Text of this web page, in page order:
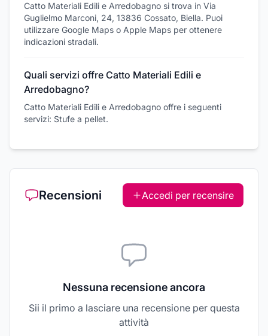
Catto Materiali Edili e Arredobagno si trova in Via
Guglielmo Marconi, 24, 13836 Cossato, Biella. Puoi
utilizzare Google Maps o Apple Maps per ottenere
indicazioni stradali.
Quali servizi offre Catto Materiali Edili e
Arredobagno?
Catto Materiali Edili e Arredobagno offre i seguenti
servizi: Stufe a pellet.
Recensioni Accedi per recensire
Nessuna recensione ancora
Sii il primo a lasciare una recensione per questa
attività